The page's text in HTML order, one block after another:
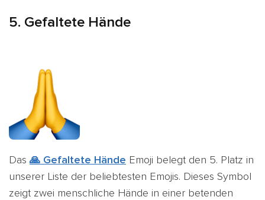
5. Gefaltete Hände
Das 🙏 Gefaltete Hände Emoji belegt den 5. Platz in
unserer Liste der beliebtesten Emojis. Dieses Symbol
zeigt zwei menschliche Hände in einer betenden